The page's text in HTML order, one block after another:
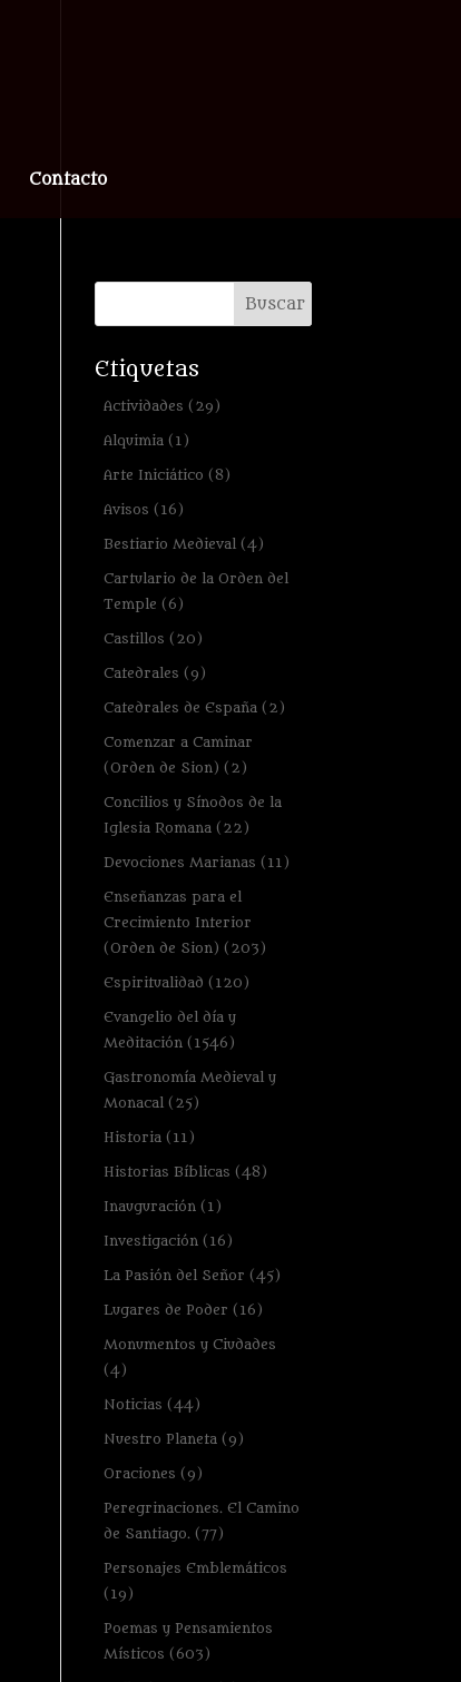
Contacto
Etiquetas
Actividades (29)
Alquimia (1)
Arte Iniciático (8)
Avisos (16)
Bestiario Medieval (4)
Cartulario de la Orden del
Temple (6)
Castillos (20)
Catedrales (9)
Catedrales de España (2)
Comenzar a Caminar
(Orden de Sion) (2)
Concilios y Sínodos de la
Iglesia Romana (22)
Devociones Marianas (11)
Enseñanzas para el
Crecimiento Interior
(Orden de Sion) (203)
Espiritualidad (120)
Evangelio del día y
Meditación (1546)
Gastronomía Medieval y
Monacal (25)
Historia (11)
Historias Bíblicas (48)
Inauguración (1)
Investigación (16)
La Pasión del Señor (45)
Lugares de Poder (16)
Monumentos y Ciudades
(4)
Noticias (44)
Nuestro Planeta (9)
Oraciones (9)
Peregrinaciones. El Camino
de Santiago. (77)
Personajes Emblemáticos
(19)
Poemas y Pensamientos
Místicos (603)